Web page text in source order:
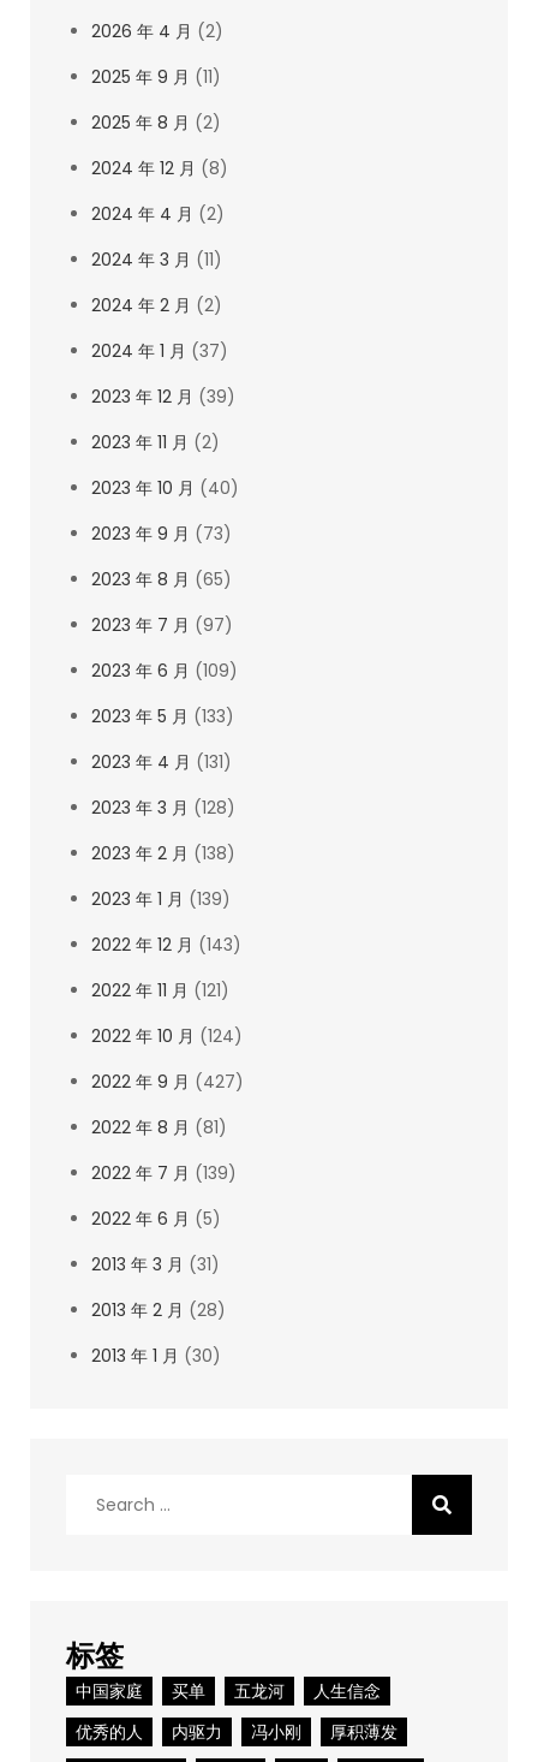
2026 年 4 月 (2)
2025 年 9 月 (11)
2025 年 8 月 (2)
2024 年 12 月 (8)
2024 年 4 月 (2)
2024 年 3 月 (11)
2024 年 2 月 (2)
2024 年 1 月 (37)
2023 年 12 月 (39)
2023 年 11 月 (2)
2023 年 10 月 (40)
2023 年 9 月 (73)
2023 年 8 月 (65)
2023 年 7 月 (97)
2023 年 6 月 (109)
2023 年 5 月 (133)
2023 年 4 月 (131)
2023 年 3 月 (128)
2023 年 2 月 (138)
2023 年 1 月 (139)
2022 年 12 月 (143)
2022 年 11 月 (121)
2022 年 10 月 (124)
2022 年 9 月 (427)
2022 年 8 月 (81)
2022 年 7 月 (139)
2022 年 6 月 (5)
2013 年 3 月 (31)
2013 年 2 月 (28)
2013 年 1 月 (30)
标签
中国家庭 买单 五龙河
人生信念
优秀的人
内驱力 冯小刚
厚积薄发